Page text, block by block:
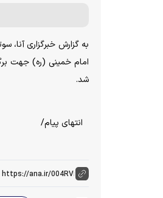
شد.
انتهای پیام/